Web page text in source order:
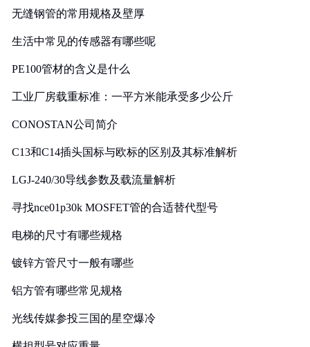
无缝钢管的常用规格及壁厚
生活中常见的传感器有哪些呢
PE100管材的含义是什么
工业厂房载重标准：一平方米能承受多少公斤
CONOSTAN公司简介
C13和C14插头国标与欧标的区别及其标准解析
LGJ-240/30导线参数及载流量解析
寻找nce01p30k MOSFET管的合适替代型号
电梯的尺寸有哪些规格
镀锌方管尺寸一般有哪些
铝方管有哪些常见规格
光线传媒参投三国的星空爆冷